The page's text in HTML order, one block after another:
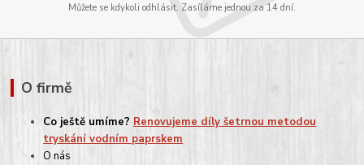
Můžete se kdykoli odhlásit. Zasíláme jednou za 14 dní.
O firmě
Co ještě umíme? Renovujeme díly šetrnou metodou
tryskání vodním paprskem
O nás